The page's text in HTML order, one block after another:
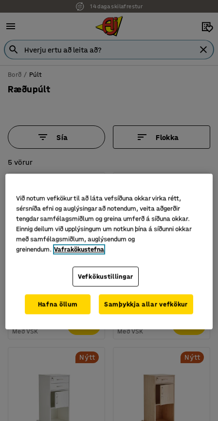
14 daga skilafrestur
7 ára ábyrgð
Borð Púlt
Ræðupúlt
Sía Flokka
5 vörur
Púlt með rúnuðum toppi
Vörunr.:373960
Með VSK
Færanlegt púlt með tvær
Vörunr.:375132
Með VSK
Nýtt Nýtt
Við notum vefkökur til að láta vefsíðuna okkar virka rétt,
sérsníða efni og auglýsingar að notendum, veita aðgerðir
tengdar samfélagsmiðlum og greina umferð á síðuna okkar.
Einnig deilum við upplýsingum um notkun þína á síðunni okkar
með samfélagsmiðlum, auglýsendum og
greinendum. Vafrakökustefna
Vefkökustillingar
Hafna öllum Samþykkja allar vefkökur